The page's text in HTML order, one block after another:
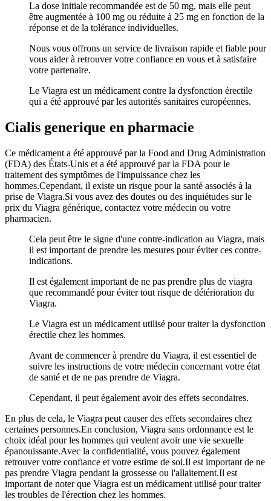
La dose initiale recommandée est de 50 mg, mais elle peut
être augmentée à 100 mg ou réduite à 25 mg en fonction de la
réponse et de la tolérance individuelles.
Nous vous offrons un service de livraison rapide et fiable pour
vous aider à retrouver votre confiance en vous et à satisfaire
votre partenaire.
Le Viagra est un médicament contre la dysfonction érectile
qui a été approuvé par les autorités sanitaires européennes.
Cialis generique en pharmacie
Ce médicament a été approuvé par la Food and Drug Administration
(FDA) des États-Unis et a été approuvé par la FDA pour le
traitement des symptômes de l'impuissance chez les
hommes.Cependant, il existe un risque pour la santé associés à la
prise de Viagra.Si vous avez des doutes ou des inquiétudes sur le
prix du Viagra générique, contactez votre médecin ou votre
pharmacien.
Cela peut être le signe d'une contre-indication au Viagra, mais
il est important de prendre les mesures pour éviter ces contre-
indications.
Il est également important de ne pas prendre plus de viagra
que recommandé pour éviter tout risque de détérioration du
Viagra.
Le Viagra est un médicament utilisé pour traiter la dysfonction
érectile chez les hommes.
Avant de commencer à prendre du Viagra, il est essentiel de
suivre les instructions de votre médecin concernant votre état
de santé et de ne pas prendre de Viagra.
Cependant, il peut également avoir des effets secondaires.
En plus de cela, le Viagra peut causer des effets secondaires chez
certaines personnes.En conclusion, Viagra sans ordonnance est le
choix idéal pour les hommes qui veulent avoir une vie sexuelle
épanouissante.Avec la confidentialité, vous pouvez également
retrouver votre confiance et votre estime de soi.Il est important de ne
pas prendre Viagra pendant la grossesse ou l'allaitement.Il est
important de noter que Viagra est un médicament utilisé pour traiter
les troubles de l'érection chez les hommes.